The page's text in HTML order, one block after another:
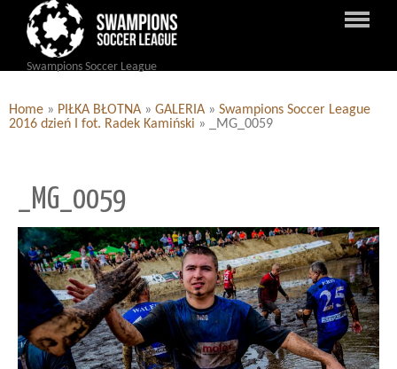
Swampions Soccer League
Home » PIŁKA BŁOTNA » GALERIA » Swampions Soccer League
2016 dzień I fot. Radek Kamiński » _MG_0059
_MG_0059